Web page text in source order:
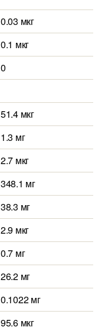
0.03 мкг
0.1 мкг
0
51.4 мкг
1.3 мг
2.7 мкг
348.1 мг
38.3 мг
2.9 мкг
0.7 мг
26.2 мг
0.1022 мг
95.6 мкг